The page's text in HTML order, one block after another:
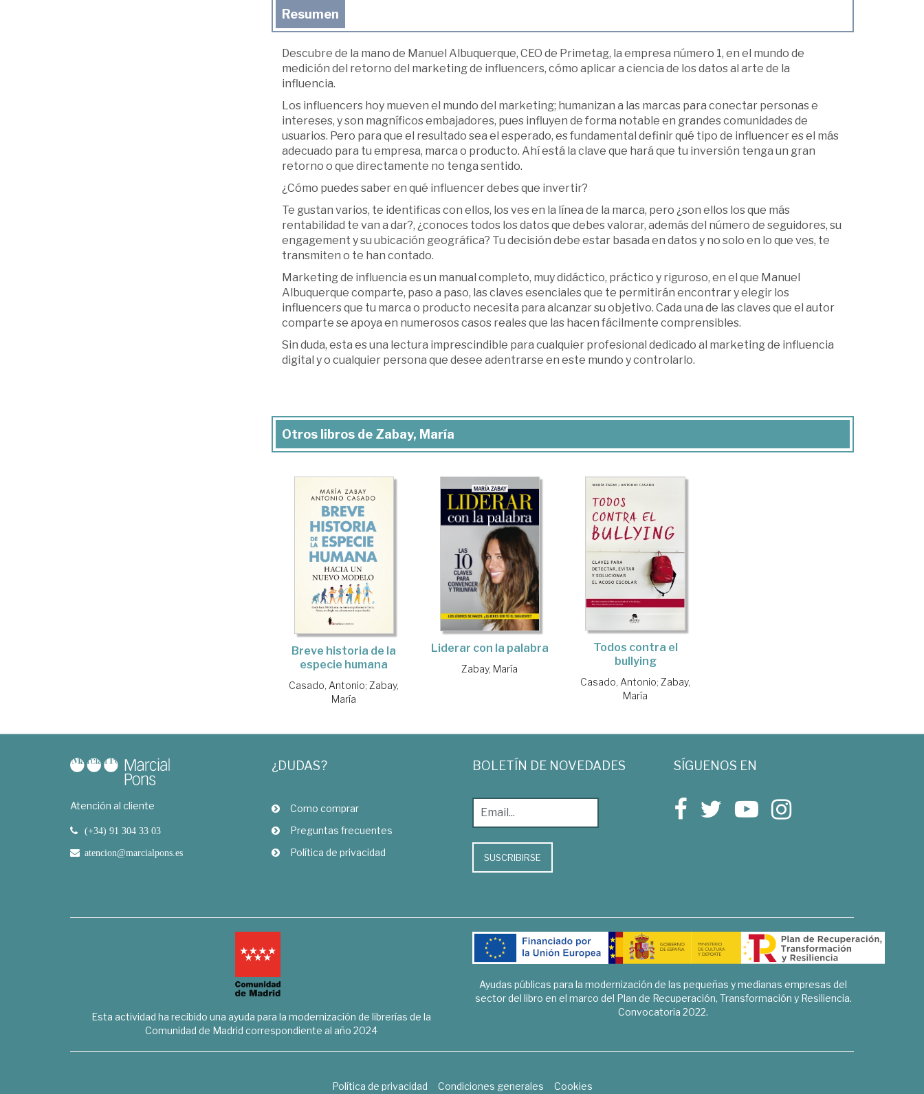
Resumen
Descubre de la mano de Manuel Albuquerque, CEO de Primetag, la empresa número 1, en el mundo de
medición del retorno del marketing de influencers, cómo aplicar a ciencia de los datos al arte de la
influencia.
Los influencers hoy mueven el mundo del marketing; humanizan a las marcas para conectar personas e
intereses, y son magníficos embajadores, pues influyen de forma notable en grandes comunidades de
usuarios. Pero para que el resultado sea el esperado, es fundamental definir qué tipo de influencer es el más
adecuado para tu empresa, marca o producto. Ahí está la clave que hará que tu inversión tenga un gran
retorno o que directamente no tenga sentido.
¿Cómo puedes saber en qué influencer debes que invertir?
Te gustan varios, te identificas con ellos, los ves en la línea de la marca, pero ¿son ellos los que más
rentabilidad te van a dar?, ¿conoces todos los datos que debes valorar, además del número de seguidores, su
engagement y su ubicación geográfica? Tu decisión debe estar basada en datos y no solo en lo que ves, te
transmiten o te han contado.
Marketing de influencia es un manual completo, muy didáctico, práctico y riguroso, en el que Manuel
Albuquerque comparte, paso a paso, las claves esenciales que te permitirán encontrar y elegir los
influencers que tu marca o producto necesita para alcanzar su objetivo. Cada una de las claves que el autor
comparte se apoya en numerosos casos reales que las hacen fácilmente comprensibles.
Sin duda, esta es una lectura imprescindible para cualquier profesional dedicado al marketing de influencia
digital y o cualquier persona que desee adentrarse en este mundo y controlarlo.
Otros libros de Zabay, María
Breve historia de la
especie humana
Casado, Antonio;Zabay,
María
Liderar con la palabra
Zabay, María
Todos contra el
bullying
Casado, Antonio;Zabay,
María
Atención al cliente
(+34) 91 304 33 03
atencion@marcialpons.es
¿DUDAS?
Como comprar
Preguntas frecuentes
Política de privacidad
BOLETÍN DE NOVEDADES
SUSCRIBIRSE
SÍGUENOS EN
Esta actividad ha recibido una ayuda para la modernización de librerías de la
Comunidad de Madrid correspondiente al año 2024
Ayudas públicas para la modernización de las pequeñas y medianas empresas del
sector del libro en el marco del Plan de Recuperación, Transformación y Resiliencia.
Convocatoria 2022.
Política de privacidad Condiciones generales
Cookies